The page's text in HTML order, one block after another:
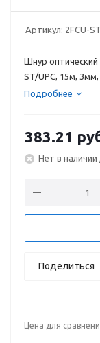
Артикул: 2FCU-
Шнур оптический
ST/UPC, 15м, 3мм,
Подробнее
383.21
Нет в наличии
Поделиться
Цена для